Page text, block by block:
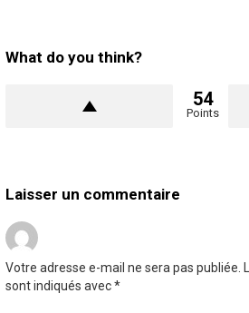
What do you think?
54
Points
Laisser un commentaire
Votre adresse e-mail ne sera pas publiée.
sont indiqués avec*